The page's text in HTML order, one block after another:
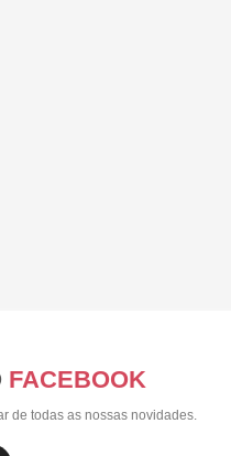
FACEBOOK
de todas as nossas novidades.